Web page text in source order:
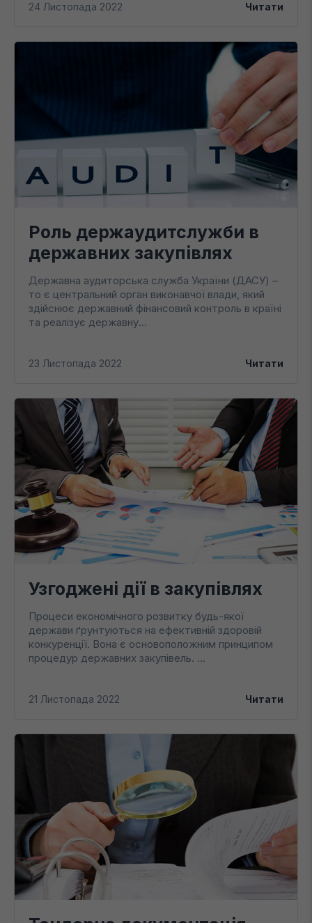
24 Листопада 2022 Читати
Роль держаудитслужби в
державних закупівлях
Державна аудиторська служба України (ДАСУ) –
то є центральний орган виконавчої влади, який
здійснює державний фінансовий контроль в країні
та реалізує державну...
23 Листопада 2022 Читати
Узгоджені дії в закупівлях
Процеси економічного розвитку будь-якої
держави ґрунтуються на ефективній здоровій
конкуренції. Вона є основоположним принципом
процедур державних закупівель. ...
21 Листопада 2022 Читати